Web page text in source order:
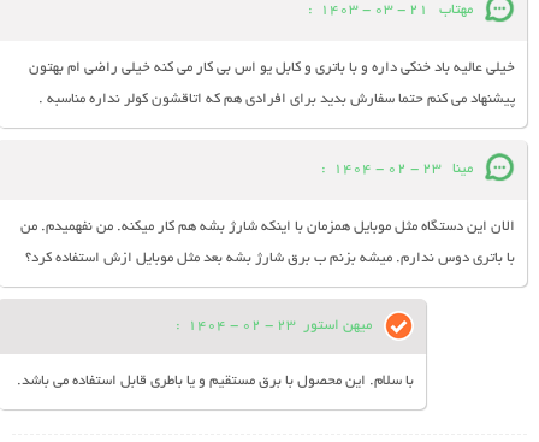
مهتاب 21 - 03 - 1403
:
خیلی عالیه باد خنکی داره و با باتری و کابل یو اس بی کار می کنه خیلی راضی ام بهتون
پیشنهاد می کنم حتما سفارش بدید برای افرادی هم که اتاقشون کولر نداره مناسبه .
مینا 23 - 02 - 1404
:
الان این دستگاه مثل موبایل همزمان با اینکه شارژ بشه هم کار میکنه. من نفهمیدم. من
با باتری دوس ندارم. میشه بزنم ب برق شارژ بشه بعد مثل موبایل ازش استفاده کرد؟
میهن استور 23 - 02 - 1404
:
با سلام. این محصول با برق مستقیم و یا باطری قابل استفاده می باشد.